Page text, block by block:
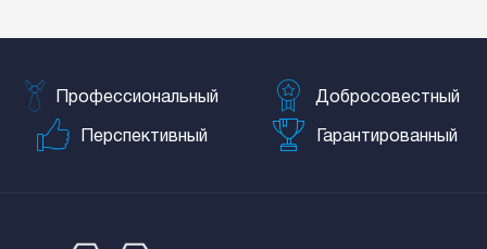
Профессиональный Добросовестный
Перспективный Гарантированный